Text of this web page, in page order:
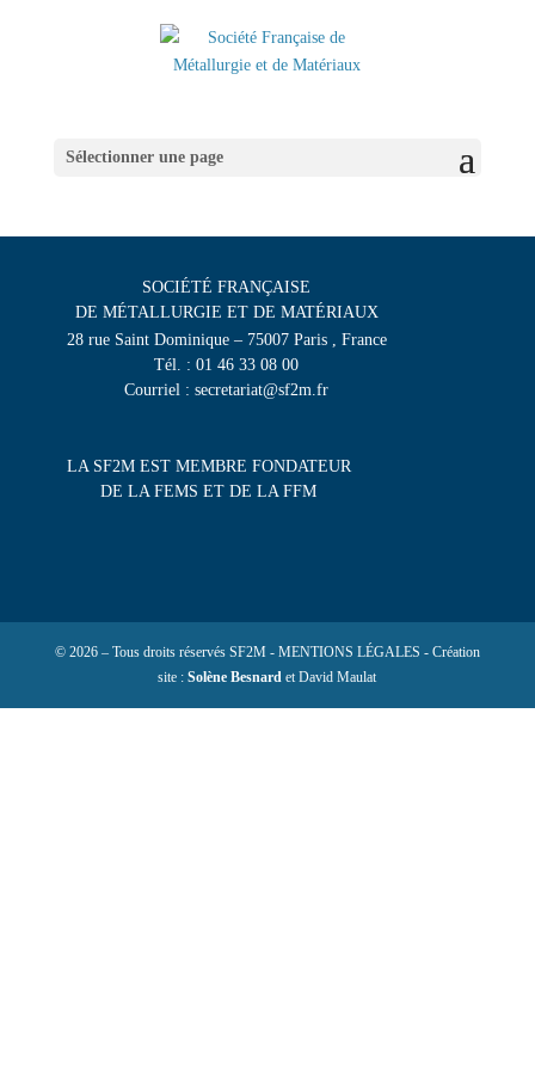
Sélectionner une page
SOCIÉTÉ FRANÇAISE
DE MÉTALLURGIE ET DE MATÉRIAUX
28 rue Saint Dominique – 75007 Paris , France
Tél. : 01 46 33 08 00
Courriel : secretariat@sf2m.fr
LA SF2M EST MEMBRE FONDATEUR
DE LA FEMS ET DE LA FFM
© 2026 – Tous droits réservés SF2M - MENTIONS LÉGALES - Création
site :Solène Besnard et David Maulat